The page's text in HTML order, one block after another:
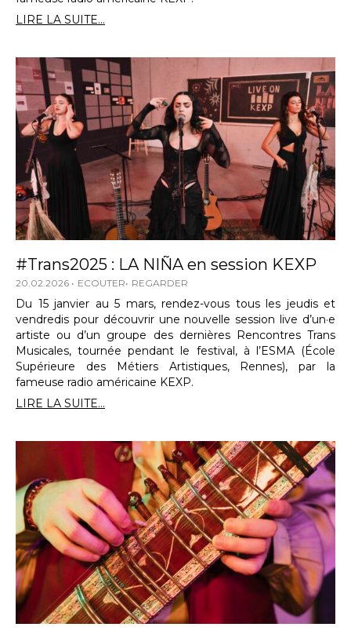
LIRE LA SUITE...
#Trans2025 : LA NIÑA en session KEXP
20.02.2026 ECOUTER REGARDER
Du 15 janvier au 5 mars, rendez-vous tous les jeudis et
vendredis pour découvrir une nouvelle session live d’un·e
artiste ou d’un groupe des dernières Rencontres Trans
Musicales, tournée pendant le festival, à l’ESMA (École
Supérieure des Métiers Artistiques, Rennes), par la
fameuse radio américaine KEXP.
LIRE LA SUITE...